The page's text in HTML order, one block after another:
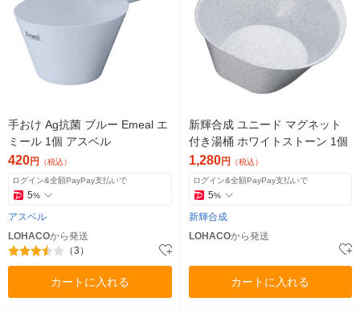
手おけ Ag抗菌 ブルー Emeal エ
ミール 1個 アスベル
420円 （税込）
ログイン&全額PayPay支払いで
5%
アスベル
LOHACOから発送
（3）
カートに入れる
新輝合成 ユニード マグネット
付き湯桶 ホワイトストーン 1個
1,280円 （税込）
ログイン&全額PayPay支払いで
5%
新輝合成
LOHACOから発送
カートに入れる